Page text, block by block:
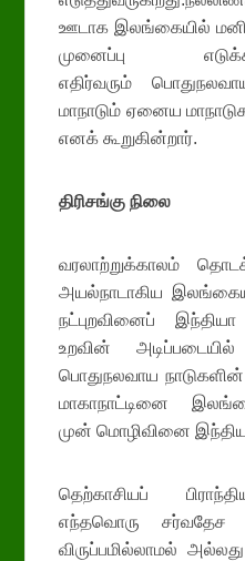
ஊடாக இலங்கையில்
முனைப்பு
எதிர்வரும்
மாநாடும் ஏனைய
எனக் கூறுகின்றார்.
திரிசங்கு நிலை
வரலாற்றுக்காலம்
அயல்நாடாகிய
நட்புறவினைப்
உறவின்
பொதுநலவாய
மாகாநாட்டினை
முன் மொழிவினை
தெற்காசியப்
எந்தவொரு சர்வதேச
விருப்பமில்லாமல்